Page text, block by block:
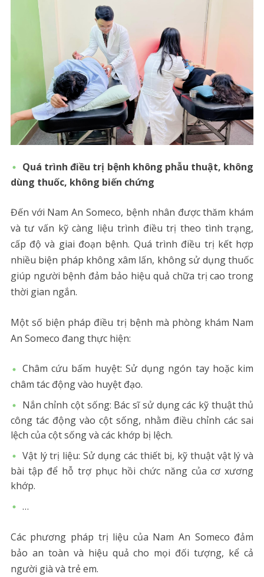
Quá trình điều trị bệnh không phẫu thuật, không
dùng thuốc, không biến chứng
Đến với Nam An Someco, bệnh nhân được thăm khám
và tư vấn kỹ càng liệu trình điều trị theo tình trạng,
cấp độ và giai đoạn bệnh. Quá trình điều trị kết hợp
nhiều biện pháp không xâm lấn, không sử dụng thuốc
giúp người bệnh đảm bảo hiệu quả chữa trị cao trong
thời gian ngắn.
Một số biện pháp điều trị bệnh mà phòng khám Nam
An Someco đang thực hiện:
Châm cứu bấm huyệt: Sử dụng ngón tay hoặc kim
châm tác động vào huyệt đạo.
Nắn chỉnh cột sống: Bác sĩ sử dụng các kỹ thuật thủ
công tác động vào cột sống, nhằm điều chỉnh các sai
lệch của cột sống và các khớp bị lệch.
Vật lý trị liệu: Sử dụng các thiết bị, kỹ thuật vật lý và
bài tập để hỗ trợ phục hồi chức năng của cơ xương
khớp.
…
Các phương pháp trị liệu của Nam An Someco đảm
bảo an toàn và hiệu quả cho mọi đối tượng, kể cả
người già và trẻ em.